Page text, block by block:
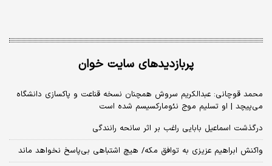
پربازدیدهای سایت خوان
محمد قوچانی: عبدالکریم سروش همچنان نسخه قناعت و پاکسازی دانشگاه
می‌پیچد | او تسلیم موج نئومارکسیسم شده است
درگذشت اسماعیل بابایی راغب بر اثر سانحه رانندگی
واکنش ابراهیم عزیزی به توافق مکه/ هیچ اشتباهی بی‌پاسخ نخواهد ماند